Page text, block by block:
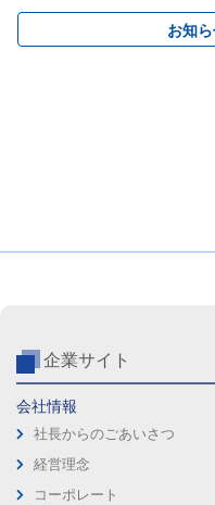
お知
企業サイト
会社情報
社長からのごあいさつ
経営理念
コーポレート